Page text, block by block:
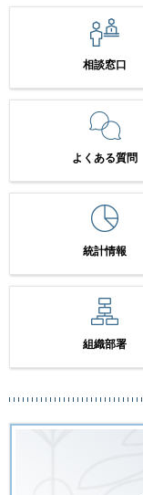
相談窓口
よくある質問
統計情報
組織部署